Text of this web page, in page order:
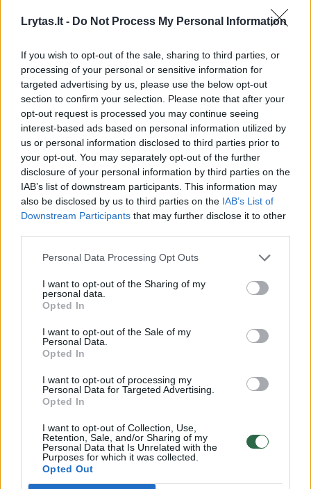
Lrytas.lt - Do Not Process My Personal Information
If you wish to opt-out of the sale, sharing to third parties, or
processing of your personal or sensitive information for
targeted advertising by us, please use the below opt-out
section to confirm your selection. Please note that after your
opt-out request is processed you may continue seeing
interest-based ads based on personal information utilized by
us or personal information disclosed to third parties prior to
your opt-out. You may separately opt-out of the further
disclosure of your personal information by third parties on the
IAB’s list of downstream participants. This information may
also be disclosed by us to third parties on the IAB’s List of
Downstream Participants that may further disclose it to other
Personal Data Processing Opt Outs
I want to opt-out of the Sharing of my
personal data.
Opted In
I want to opt-out of the Sale of my
Personal Data.
Opted In
I want to opt-out of processing my
Personal Data for Targeted Advertising.
Opted In
I want to opt-out of Collection, Use,
Retention, Sale, and/or Sharing of my
Personal Data that Is Unrelated with the
Purposes for which it was collected.
Opted Out
jokių tikslų. Tačiau su laiku atėjo noras patekti
į rinktinę, nuo projekto „Talentų U15 karta“
atsirado didelis noras užsivilkti tuos
marškinėlius. Svajonės pildosi, – šypsojosi
U.Čižauskaitė. – Žaisti moterų rinktinėje, be
abejo, norėčiau. Išplėstiniame jos kandidačių
sąraše jau buvau, bet man dar tikriausiai ne
laikas joje žaisti. Dar yra gerai žaidžiančių
vyresnių mano pozicijos krepšininkių. Kai jos
pasitrauks, tikiuosi, kad ten bus mano vieta.“